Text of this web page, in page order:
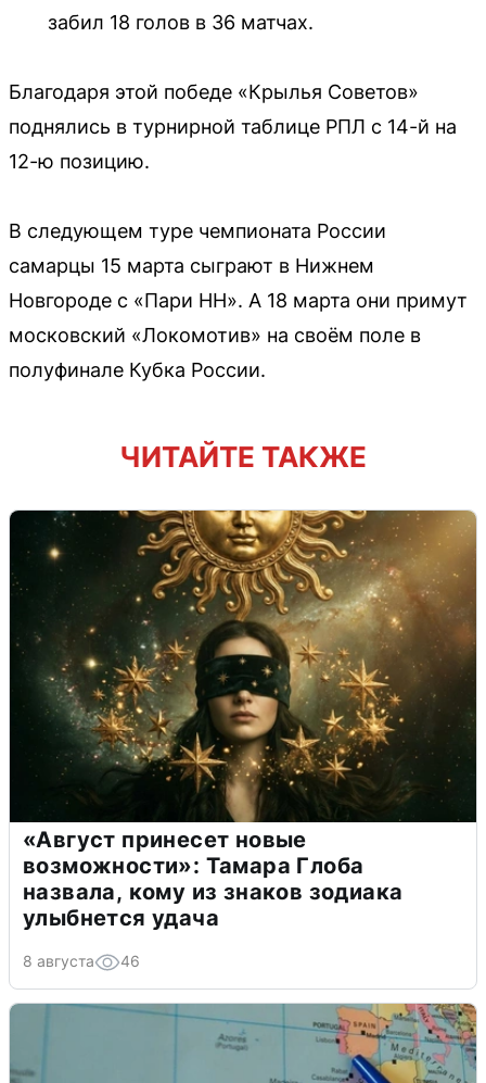
забил 18 голов в 36 матчах.
Благодаря этой победе «Крылья Советов»
поднялись в турнирной таблице РПЛ с 14-й на
12-ю позицию.
В следующем туре чемпионата России
самарцы 15 марта сыграют в Нижнем
Новгороде с «Пари НН». А 18 марта они примут
московский «Локомотив» на своём поле в
полуфинале Кубка России.
ЧИТАЙТЕ ТАКЖЕ
«Август принесет новые
возможности»: Тамара Глоба
назвала, кому из знаков зодиака
улыбнется удача
8 августа 46